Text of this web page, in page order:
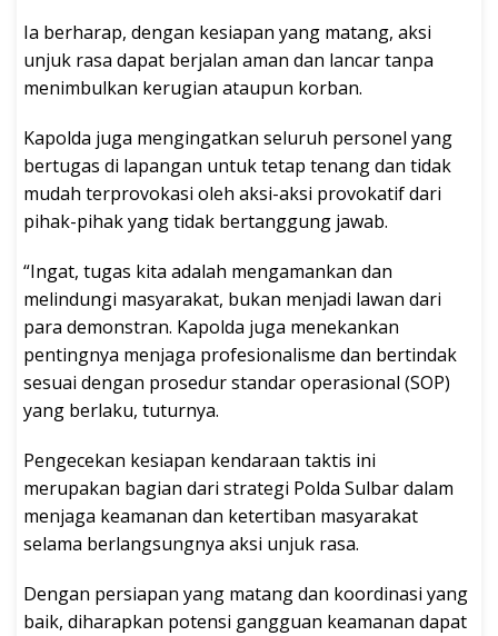
Ia berharap, dengan kesiapan yang matang, aksi
unjuk rasa dapat berjalan aman dan lancar tanpa
menimbulkan kerugian ataupun korban.
Kapolda juga mengingatkan seluruh personel yang
bertugas di lapangan untuk tetap tenang dan tidak
mudah terprovokasi oleh aksi-aksi provokatif dari
pihak-pihak yang tidak bertanggung jawab.
“Ingat, tugas kita adalah mengamankan dan
melindungi masyarakat, bukan menjadi lawan dari
para demonstran. Kapolda juga menekankan
pentingnya menjaga profesionalisme dan bertindak
sesuai dengan prosedur standar operasional (SOP)
yang berlaku, tuturnya.
Pengecekan kesiapan kendaraan taktis ini
merupakan bagian dari strategi Polda Sulbar dalam
menjaga keamanan dan ketertiban masyarakat
selama berlangsungnya aksi unjuk rasa.
Dengan persiapan yang matang dan koordinasi yang
baik, diharapkan potensi gangguan keamanan dapat